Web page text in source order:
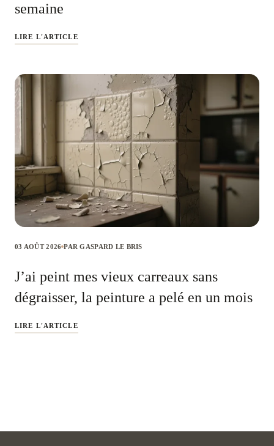
semaine
LIRE L'ARTICLE
03 AOÛT 2026 PAR GASPARD LE BRIS
J’ai peint mes vieux carreaux sans
dégraisser, la peinture a pelé en un mois
LIRE L'ARTICLE